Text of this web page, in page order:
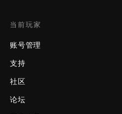
当前玩家
账号管理
支持
社区
论坛